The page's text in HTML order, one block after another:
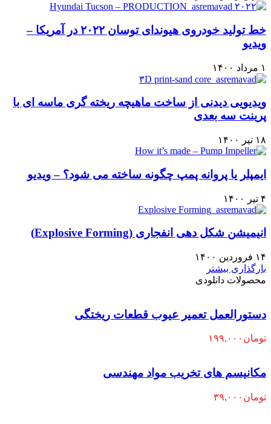
خط تولید خودروی هیوندای توسان ۲۰۲۲ در آمریکا –
ویدیو
۱ مرداد ۱۴۰۰
ویدیویی دیدنی از ساخت ماهیچه ریخته گری ماسه ای با
پرینت سه بعدی
۱۸ تیر ۱۴۰۰
ایمپلر یا پروانه پمپ چگونه ساخته می شود؟ – ویدیو
۴ تیر ۱۴۰۰
انیمیشن شکل دهی انفجاری (Explosive Forming)
۱۴ فروردین ۱۴۰۰
بارگذاری بیشتر
محصولات دانلودی
دستورالعمل تعمیر عیوب قطعات ریختگی
تومان ۱۹۹,۰۰۰
مکانیسم های تخریب مواد مهندسی
تومان ۳۹,۰۰۰